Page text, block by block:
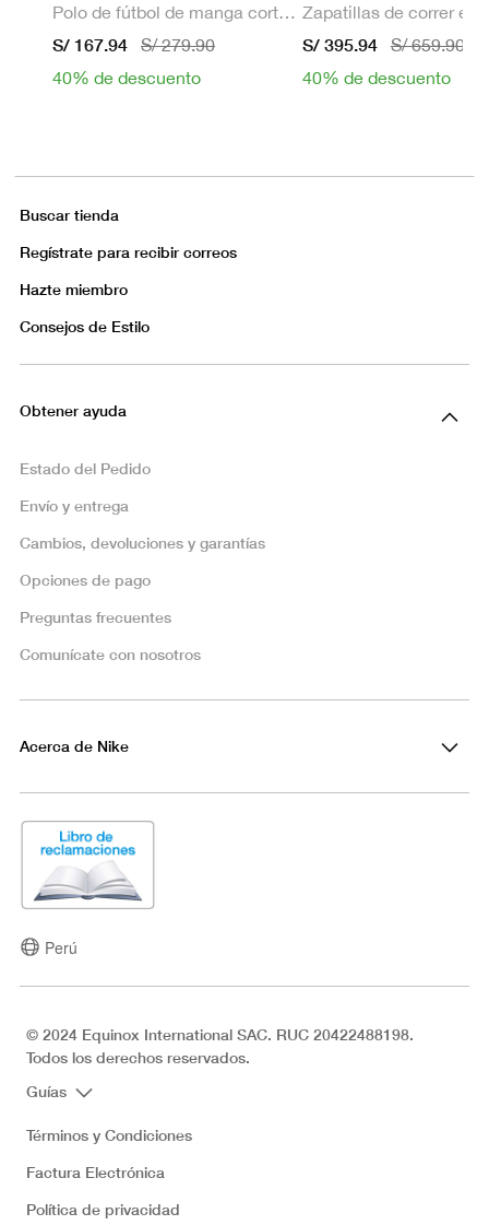
Polo de fútbol de manga corta Dri-FIT para hombre
S/ 167.94
S/ 279.90
40% de descuento
S/ 395.94
S/ 659.90
40% de descuento
Buscar tienda
Regístrate para recibir correos
Hazte miembro
Consejos de Estilo
Obtener ayuda
Estado del Pedido
Envío y entrega
Cambios, devoluciones y garantías
Opciones de pago
Preguntas frecuentes
Comunícate con nosotros
Acerca de Nike
Perú
© 2024 Equinox International SAC. RUC 20422488198.
Todos los derechos reservados.
Guías
Términos y Condiciones
Factura Electrónica
Política de privacidad